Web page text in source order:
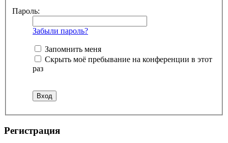
Пароль:
Забыли пароль?
Запомнить меня
Скрыть моё пребывание на конференции в этот
раз
Регистрация